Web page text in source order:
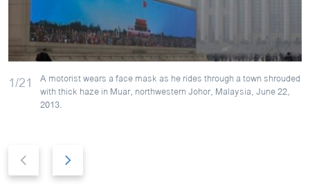
1/21
A motorist wears a face mask as he rides through a town shrouded
with thick haze in Muar, northwestern Johor, Malaysia, June 22,
2013.